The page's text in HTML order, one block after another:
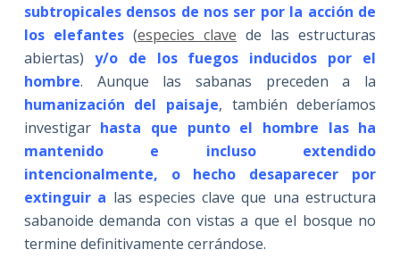
subtropicales densos de nos ser por la acción de
los elefantes(especies clave de las estructuras
abiertas) y/o de los fuegos inducidos por el
hombre. Aunque las sabanas preceden a la
humanización del paisaje, también deberíamos
investigar hasta que punto el hombre las ha
mantenido e incluso extendido
intencionalmente, o hecho desaparecer por
extinguir a las especies clave que una estructura
sabanoide demanda con vistas a que el bosque no
termine definitivamente cerrándose.